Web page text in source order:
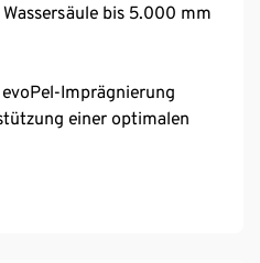
bis 5.000 mm
Imprägnierung
einer optimalen
durch Kordeln
im Rücken